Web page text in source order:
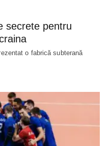
secrete pentru
o fabrică subterană